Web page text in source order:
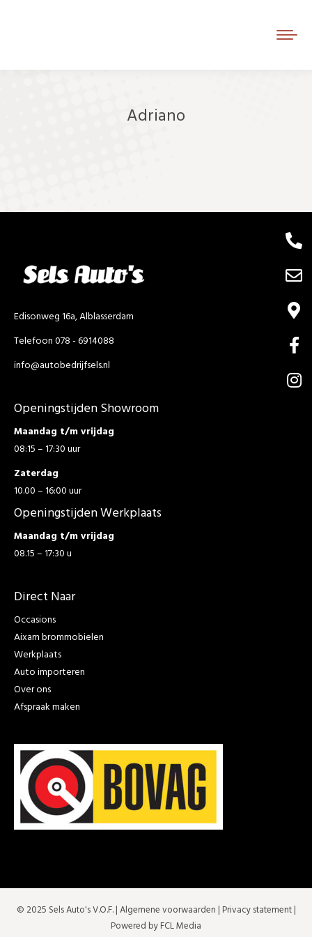
Adriano
Edisonweg 16a, Alblasserdam
Telefoon 078 - 6914088
info@autobedrijfsels.nl
Openingstijden Showroom
Maandag t/m vrijdag
08:15 – 17:30 uur
Zaterdag
10.00 – 16:00 uur
Openingstijden Werkplaats
Maandag t/m vrijdag
08.15 – 17:30 u
Direct Naar
Occasions
Aixam brommobielen
Werkplaats
Auto importeren
Over ons
Afspraak maken
© 2025 Sels Auto's V.O.F. |Algemene voorwaarden | Privacy statement|
Powered by FCL Media